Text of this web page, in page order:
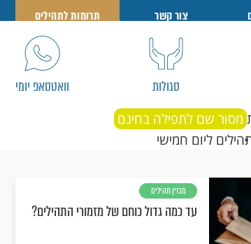
צור קשר תרומות לתהילים
סגולות וואטסאפ יומי
מסור שם לתפילה בחינם
ליום חמישי
מגזין תהילים
עד כמה גדול כוחם של מזמורי התהילים?